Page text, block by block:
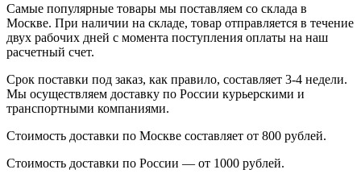
Самые популярные товары мы поставляем со склада в
Москве. При наличии на складе, товар отправляется в течение
двух рабочих дней с момента поступления оплаты на наш
расчетный счет.
Срок поставки под заказ, как правило, составляет 3-4 недели.
Мы осуществляем доставку по России курьерскими и
транспортными компаниями.
Стоимость доставки по Москве составляет от 800 рублей.
Стоимость доставки по России — от 1000 рублей.